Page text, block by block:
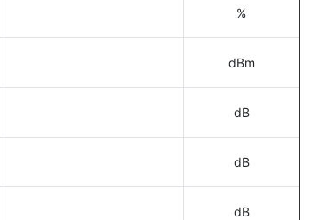
%
dBm
dB
dB
dB